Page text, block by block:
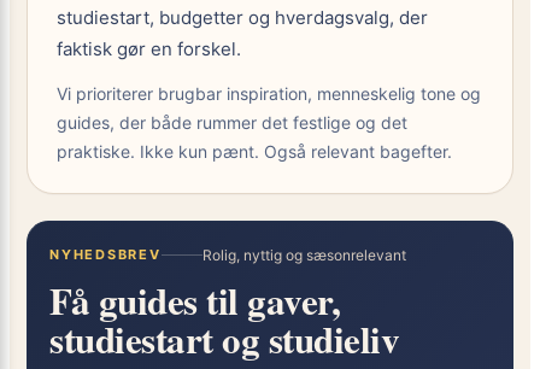
studiestart, budgetter og hverdagsvalg, der
faktisk gør en forskel.
Vi prioriterer brugbar inspiration, menneskelig tone og
guides, der både rummer det festlige og det
praktiske. Ikke kun pænt. Også relevant bagefter.
NYHEDSBREV Rolig, nyttig og sæsonrelevant
Få guides til gaver,
studiestart og studieliv